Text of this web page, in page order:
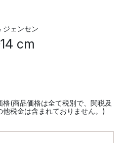
ェンセン
cm
格(商品価格は全て税別で、関税及
他税金は含まれておりません。)